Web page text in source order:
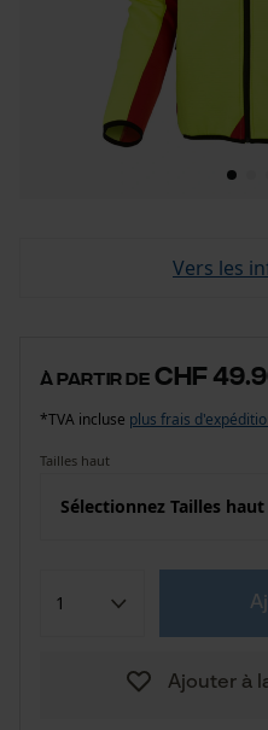
Vers les
à partir de CHF
*TVA incluse plus frais
Tailles haut
Sélectionnez Tailles haut
Ajouter à